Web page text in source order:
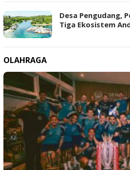
Desa Pengudang,
Tiga Ekosistem
OLAHRAGA